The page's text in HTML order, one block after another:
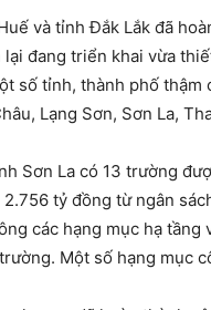
và tỉnh Đắk Lắk đã
đang triển khai vừa
số tỉnh, thành phố thậm
Lạng Sơn, Sơn La,
Sơn La có 13 trường
tỷ đồng từ ngân
các hạng mục hạ
Một số hạng mục